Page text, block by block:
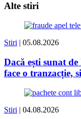
Alte stiri
Stiri | 05.08.2026
Dacă ești sunat
face o tranzacție,
Stiri | 04.08.2026